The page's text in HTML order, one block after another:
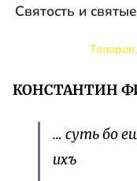
Святость и
КОНСТАНТИН
… суть бо
ихъ